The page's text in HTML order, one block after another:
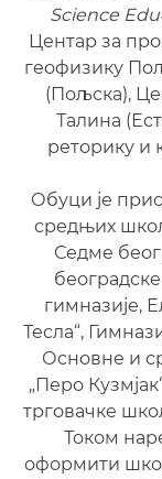
Science
Центар за
геофизику
(Пољска),
Талина
реторику и
Обуци је
средњих
Седме
гимназије,
Тесла“,
Основне и
„Перо
трговачке
Током
оформити